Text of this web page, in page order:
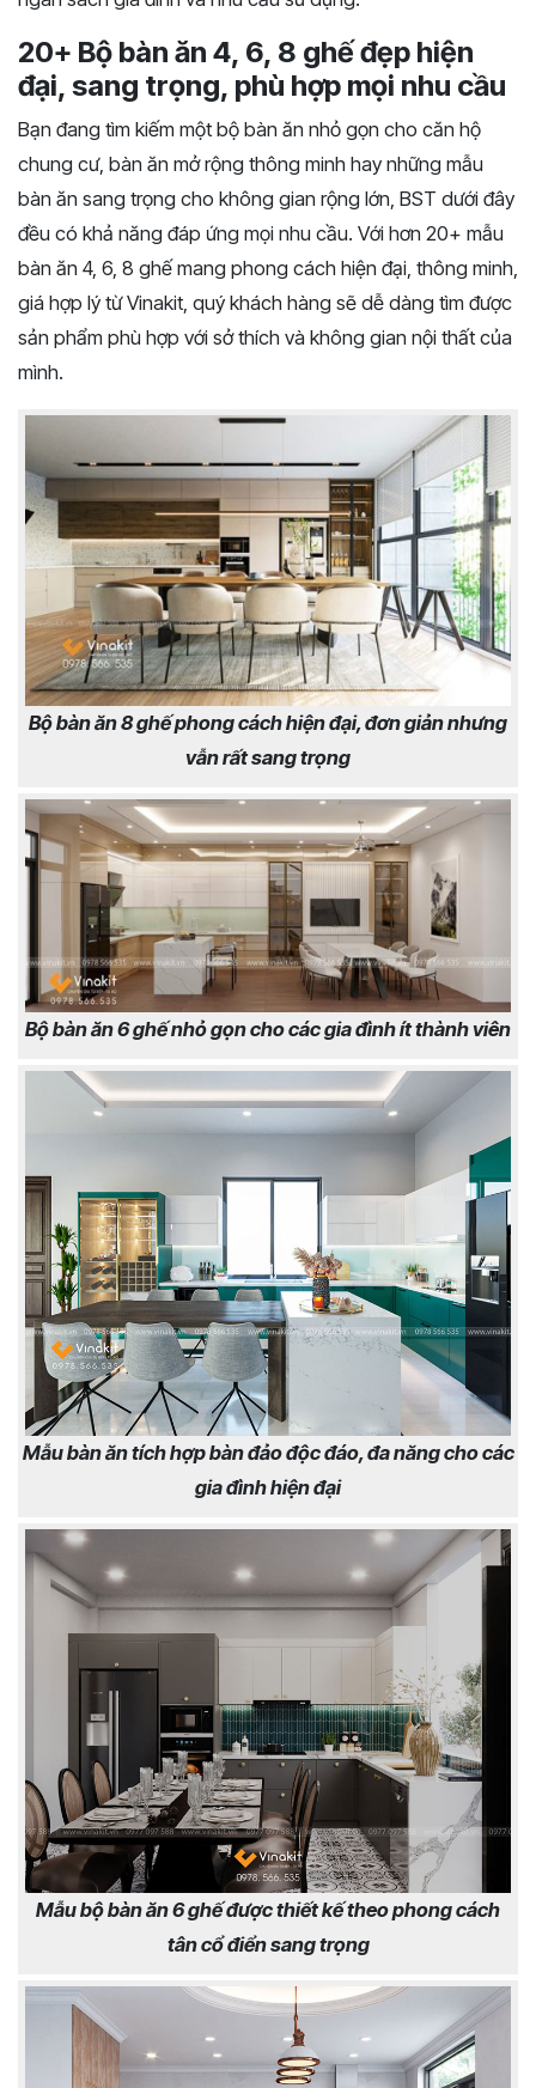
20+ Bộ bàn ăn 4, 6, 8 ghế đẹp hiện
đại, sang trọng, phù hợp mọi nhu cầu
Bạn đang tìm kiếm một bộ bàn ăn nhỏ gọn cho căn hộ
chung cư, bàn ăn mở rộng thông minh hay những mẫu
bàn ăn sang trọng cho không gian rộng lớn, BST dưới đây
đều có khả năng đáp ứng mọi nhu cầu. Với hơn 20+ mẫu
bàn ăn 4, 6, 8 ghế mang phong cách hiện đại, thông minh,
giá hợp lý từ Vinakit, quý khách hàng sẽ dễ dàng tìm được
sản phẩm phù hợp với sở thích và không gian nội thất của
mình.
Bộ bàn ăn 8 ghế phong cách hiện đại, đơn giản nhưng
vẫn rất sang trọng
Bộ bàn ăn 6 ghế nhỏ gọn cho các gia đình ít thành viên
Mẫu bàn ăn tích hợp bàn đảo độc đáo, đa năng cho các
gia đình hiện đại
Mẫu bộ bàn ăn 6 ghế được thiết kế theo phong cách
tân cổ điển sang trọng